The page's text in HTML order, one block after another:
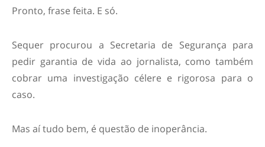
Pronto, frase feita. E só.
Sequer procurou a Secretaria de Segurança para
pedir garantia de vida ao jornalista, como também
cobrar uma investigação célere e rigorosa para o
caso.
Mas aí tudo bem, é questão de inoperância.